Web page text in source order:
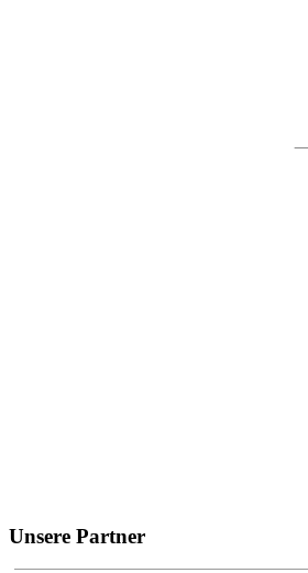
Unsere Partner